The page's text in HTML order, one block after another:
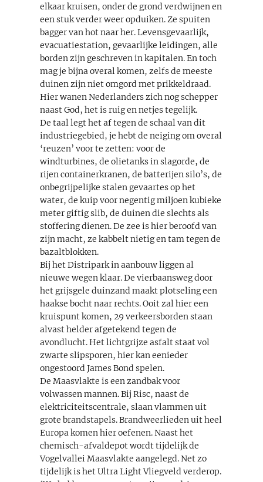
elkaar kruisen, onder de grond verdwijnen en
een stuk verder weer opduiken. Ze spuiten
bagger van hot naar her. Levensgevaarlijk,
evacuatiestation, gevaarlijke leidingen, alle
borden zijn geschreven in kapitalen. En toch
mag je bijna overal komen, zelfs de meeste
duinen zijn niet omgord met prikkeldraad.
Hier wanen Nederlanders zich nog schepper
naast God, het is ruig en netjes tegelijk.
De taal legt het af tegen de schaal van dit
industriegebied, je hebt de neiging om overal
‘reuzen’ voor te zetten: voor de
windturbines, de olietanks in slagorde, de
rijen containerkranen, de batterijen silo’s, de
onbegrijpelijke stalen gevaartes op het
water, de kuip voor negentig miljoen kubieke
meter giftig slib, de duinen die slechts als
stoffering dienen. De zee is hier beroofd van
zijn macht, ze kabbelt nietig en tam tegen de
bazaltblokken.
Bij het Distripark in aanbouw liggen al
nieuwe wegen klaar. De vierbaansweg door
het grijsgele duinzand maakt plotseling een
haakse bocht naar rechts. Ooit zal hier een
kruispunt komen, 29 verkeersborden staan
alvast helder afgetekend tegen de
avondlucht. Het lichtgrijze asfalt staat vol
zwarte slipsporen, hier kan eenieder
ongestoord James Bond spelen.
De Maasvlakte is een zandbak voor
volwassen mannen. Bij Risc, naast de
elektriciteitscentrale, slaan vlammen uit
grote brandstapels. Brandweerlieden uit heel
Europa komen hier oefenen. Naast het
chemisch-afvaldepot wordt tijdelijk de
Vogelvallei Maasvlakte aangelegd. Net zo
tijdelijk is het Ultra Light Vliegveld verderop.